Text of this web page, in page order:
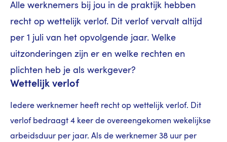
Alle werknemers bij jou in de praktijk hebben
recht op wettelijk verlof. Dit verlof vervalt altijd
per 1 juli van het opvolgende jaar. Welke
uitzonderingen zijn er en welke rechten en
plichten heb je als werkgever?
Wettelijk verlof
Iedere werknemer heeft recht op wettelijk verlof. Dit
verlof bedraagt 4 keer de overeengekomen wekelijkse
arbeidsduur per jaar. Als de werknemer 38 uur per